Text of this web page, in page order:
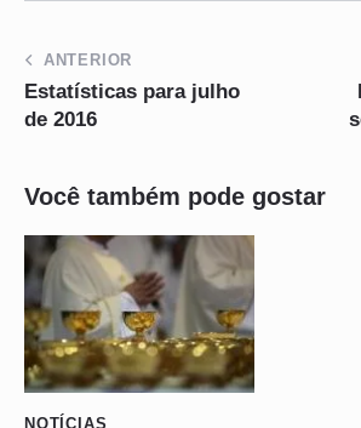
ANTERIOR
Estatísticas para julho
de 2016
Você também pode gostar
NOTÍCIAS